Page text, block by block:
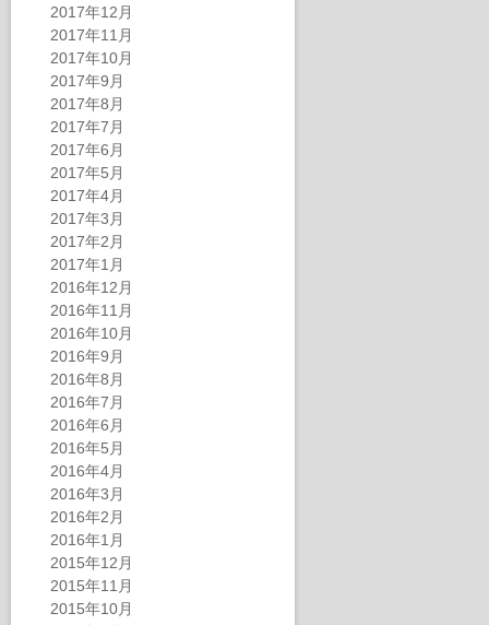
2017年12月
2017年11月
2017年10月
2017年9月
2017年8月
2017年7月
2017年6月
2017年5月
2017年4月
2017年3月
2017年2月
2017年1月
2016年12月
2016年11月
2016年10月
2016年9月
2016年8月
2016年7月
2016年6月
2016年5月
2016年4月
2016年3月
2016年2月
2016年1月
2015年12月
2015年11月
2015年10月